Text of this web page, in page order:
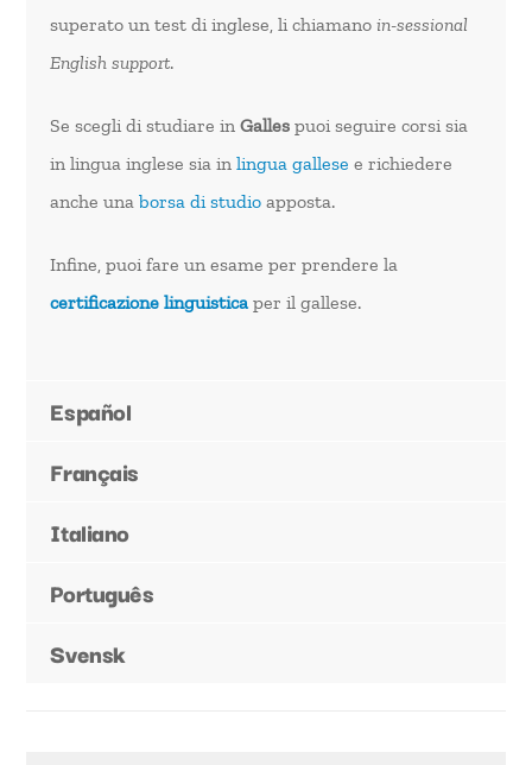
superato un test di inglese, li chiamanoin-sessional
English support.
Se scegli di studiare inGalles puoi seguire corsi sia
in lingua inglese sia inlingua gallese e richiedere
anche unaborsa di studio apposta.
Infine, puoi fare un esame per prendere la
certificazione linguisticaper il gallese.
Español
Français
Italiano
Português
Svensk